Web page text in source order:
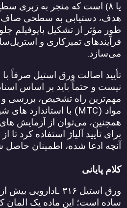
یا ۸)
است که منجر به زبری
هدف، دستیابی به سطحی صاف
طور مؤثر از تشکیل بایوفیلم
فرآیندهای تمیزکاری و
می‌سازد.
تأیید اصالت ورق استیل صرفاً
نیست و حتماً باید بر اساس
مهم‌ترین راه تشخیص، بررسی و
مواد (MTC) با استاندارد
همچنین، می‌توان از آزمایش‌
برای تأیید آلیاژ استفاده کرد تا
آنچه ادعا شده، اطمینان حاصل
کلام پایانی
ورق استیل ۳۱۶ Lدارویی بیش
ساده است؛ این ماده یک المان